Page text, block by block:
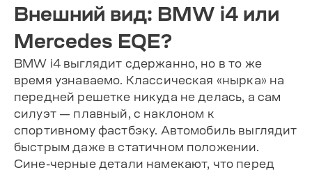
Внешний вид: BMW i4 или
Mercedes EQE?
BMW i4 выглядит сдержанно, но в то же
время узнаваемо. Классическая «нырка» на
передней решетке никуда не делась, а сам
силуэт — плавный, с наклоном к
спортивному фастбэку. Автомобиль выглядит
быстрым даже в статичном положении.
Сине-черные детали намекают, что перед